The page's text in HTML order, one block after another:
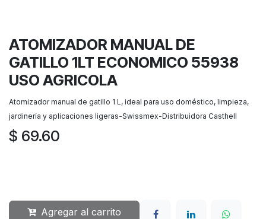
ATOMIZADOR MANUAL DE
GATILLO 1LT ECONOMICO 55938
USO AGRICOLA
Atomizador manual de gatillo 1 L, ideal para uso doméstico, limpieza,
jardinería y aplicaciones ligeras-Swissmex-Distribuidora Casthell
$ 69.60
Agregar al carrito